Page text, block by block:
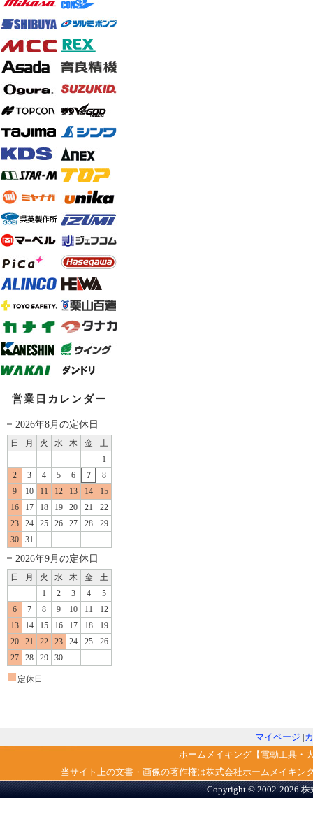
営業日カレンダー
2026年8月の定休日
日 月 火 水 木 金
土
1
2
3 4 5 6 7
8
9
10 11 12 13 14
15
16
17 18 19 20 21
22
23
24 25 26 27 28
29
30
31
2026年9月の定休日
日 月 火 水 木 金
土
1
2 3 4
5
6
7 8 9 10 11
12
13
14 15 16 17 18
19
20
21 22 23 24 25
26
27
28 29 30
■ 定休日
マイページ |
ホームメイキング【電動工具・
当サイト上の文書・画像の著作権は株式会社ホームメイキ
Copyright © 2002-2026